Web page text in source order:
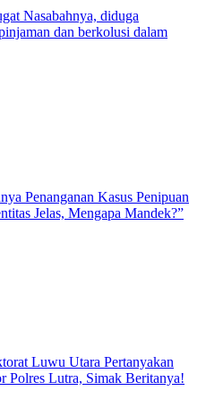
Nasabahnya, diduga
dan berkolusi dalam
Penanganan Kasus Penipuan
Jelas, Mengapa Mandek?”
Luwu Utara Pertanyakan
Polres Lutra, Simak Beritanya!